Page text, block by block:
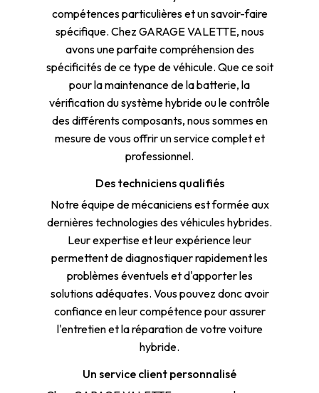
compétences particulières et un savoir-faire
spécifique. Chez GARAGE VALETTE, nous
avons une parfaite compréhension des
spécificités de ce type de véhicule. Que ce soit
pour la maintenance de la batterie, la
vérification du système hybride ou le contrôle
des différents composants, nous sommes en
mesure de vous offrir un service complet et
professionnel.
Des techniciens qualifiés
Notre équipe de mécaniciens est formée aux
dernières technologies des véhicules hybrides.
Leur expertise et leur expérience leur
permettent de diagnostiquer rapidement les
problèmes éventuels et d'apporter les
solutions adéquates. Vous pouvez donc avoir
confiance en leur compétence pour assurer
l'entretien et la réparation de votre voiture
hybride.
Un service client personnalisé